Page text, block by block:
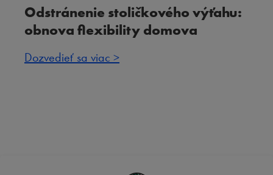
Odstránenie stoličkového výťahu:
obnova flexibility domova
Dozvedieť sa viac >